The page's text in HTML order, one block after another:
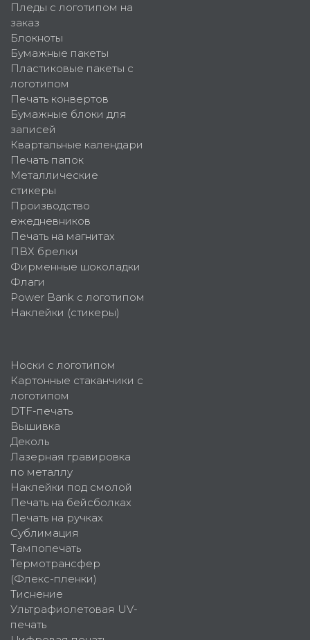
Пледы с логотипом на
заказ
Блокноты
Бумажные пакеты
Пластиковые пакеты с
логотипом
Печать конвертов
Бумажные блоки для
записей
Квартальные календари
Печать папок
Металлические
стикеры
Производство
ежедневников
Печать на магнитах
ПВХ брелки
Фирменные шоколадки
Флаги
Power Bank с логотипом
Наклейки (стикеры)
Носки с логотипом
Картонные стаканчики с
логотипом
DTF-печать
Вышивка
Деколь
Лазерная гравировка
по металлу
Наклейки под смолой
Печать на бейсболках
Печать на ручках
Сублимация
Тампопечать
Термотрансфер
(Флекс-пленки)
Тиснение
Ультрафиолетовая UV-
печать